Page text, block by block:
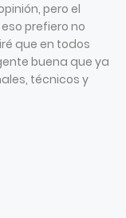
pero el
prefiero no
que en todos
buena que ya
técnicos y